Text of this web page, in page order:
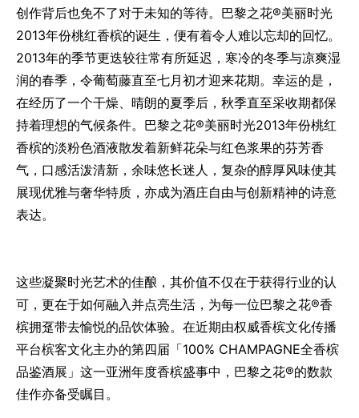
创作背后也免不了对于未知的等待。巴黎之花®美丽时光
2013年份桃红香槟的诞生，便有着令人难以忘却的回忆。
2013年的季节更迭较往常有所延迟，寒冷的冬季与凉爽湿
润的春季，令葡萄藤直至七月初才迎来花期。幸运的是，
在经历了一个干燥、晴朗的夏季后，秋季直至采收期都保
持着理想的气候条件。巴黎之花®美丽时光2013年份桃红
香槟的淡粉色酒液散发着新鲜花朵与红色浆果的芬芳香
气，口感活泼清新，余味悠长迷人，复杂的醇厚风味使其
展现优雅与奢华特质，亦成为酒庄自由与创新精神的诗意
表达。
这些凝聚时光艺术的佳酿，其价值不仅在于获得行业的认
可，更在于如何融入并点亮生活，为每一位巴黎之花®香
槟拥趸带去愉悦的品饮体验。在近期由权威香槟文化传播
平台槟客文化主办的第四届「100% CHAMPAGNE全香槟
品鉴酒展」这一亚洲年度香槟盛事中，巴黎之花®的数款
佳作亦备受瞩目。